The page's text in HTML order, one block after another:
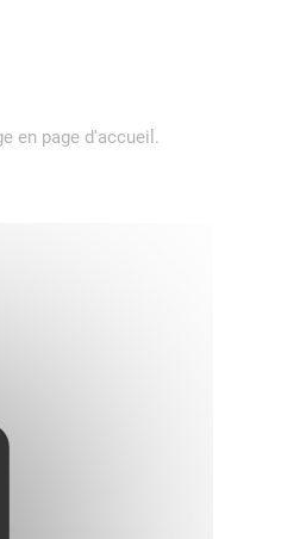
en page d'accueil.